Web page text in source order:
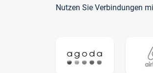
Nutzen Sie Verbindungen